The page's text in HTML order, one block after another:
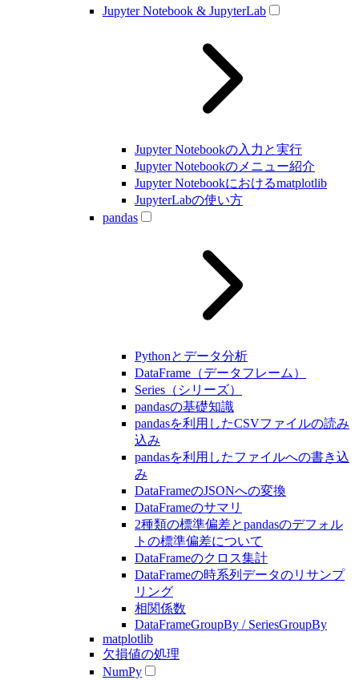
Jupyter Notebook & JupyterLab
Jupyter Notebookの入力と実行
Jupyter Notebookのメニュー紹介
Jupyter Notebookにおけるmatplotlib
JupyterLabの使い方
pandas
Pythonとデータ分析
DataFrame（データフレーム）
Series（シリーズ）
pandasの基礎知識
pandasを利用したCSVファイルの読み
込み
pandasを利用したファイルへの書き込
み
DataFrameのJSONへの変換
DataFrameのサマリ
2種類の標準偏差とpandasのデフォル
トの標準偏差について
DataFrameのクロス集計
DataFrameの時系列データのリサンプ
リング
相関係数
DataFrameGroupBy / SeriesGroupBy
matplotlib
欠損値の処理
NumPy